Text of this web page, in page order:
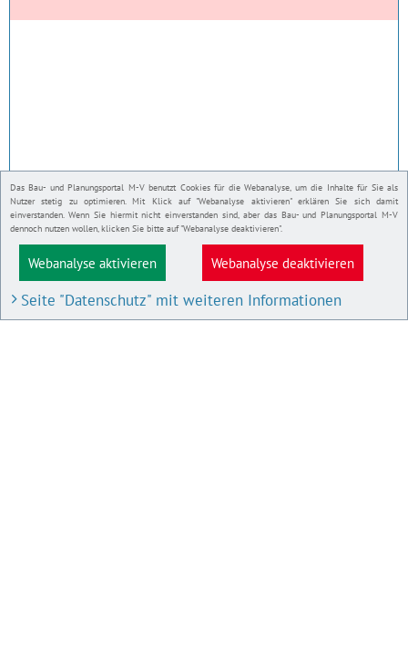
Das Bau- und Planungsportal M-V benutzt Cookies für die Webanalyse, um die Inhalte für Sie als
Nutzer stetig zu optimieren. Mit Klick auf "Webanalyse aktivieren" erklären Sie sich damit
einverstanden. Wenn Sie hiermit nicht einverstanden sind, aber das Bau- und Planungsportal M-V
dennoch nutzen wollen, klicken Sie bitte auf "Webanalyse deaktivieren".
Webanalyse aktivieren Webanalyse deaktivieren
Seite "Datenschutz" mit weiteren Informationen